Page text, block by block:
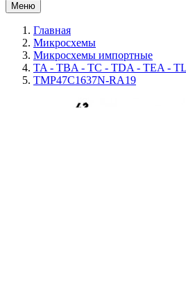
Меню
Главная
Микросхемы
Микросхемы импортные
TA - TBA - TC - TDA - TEA -
TMP47C1637N-RA19